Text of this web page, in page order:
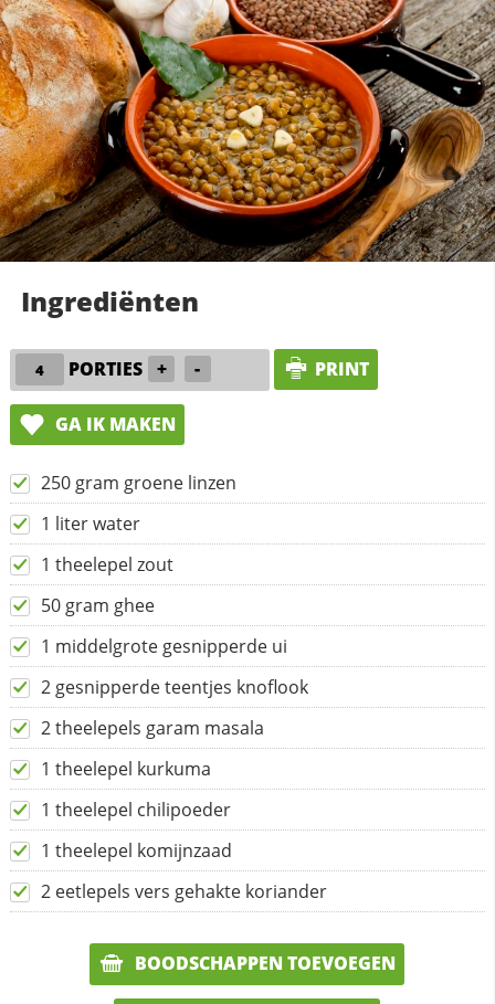
Ingrediënten
PORTIES + - PRINT
GA IK MAKEN
250 gram groene linzen
1 liter water
1 theelepel zout
50 gram ghee
1 middelgrote gesnipperde ui
2 gesnipperde teentjes knoflook
2 theelepels garam masala
1 theelepel kurkuma
1 theelepel chilipoeder
1 theelepel komijnzaad
2 eetlepels vers gehakte koriander
BOODSCHAPPEN TOEVOEGEN